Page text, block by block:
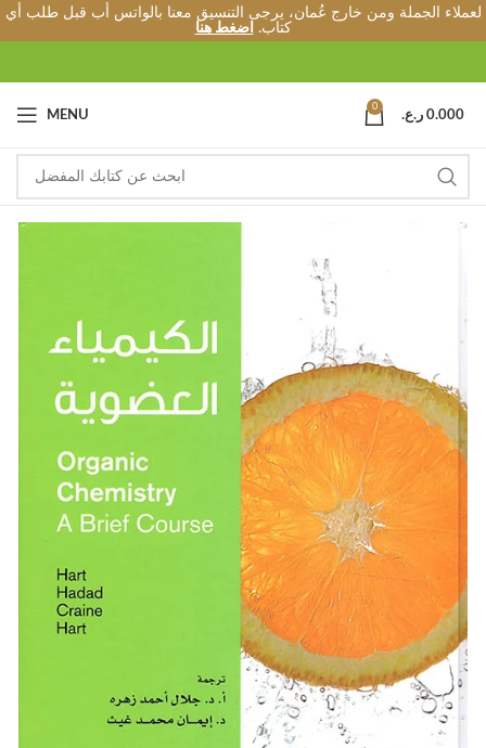
لعملاء الجملة ومن خارج عُمان، يرجى التنسيق معنا بالواتس أب قبل طلب أي
كتاب.
اضغط هنا
MENU
0
0.000 ر.ع.